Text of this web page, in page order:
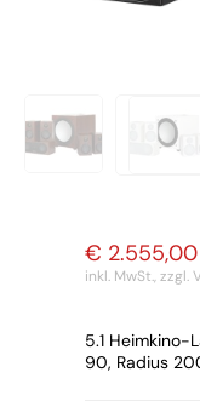
war:
€ 2.555,00
ist:
inkl. MwSt.,zzgl.
5.1 Heimkino-
90, Radius